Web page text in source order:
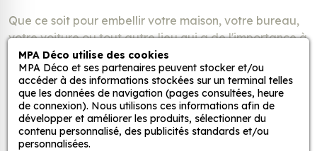
Que ce soit pour embellir votre maison, votre bureau,
votre voiture ou tout autre lieu qui a de l'importance à
vos yeux, nos autocollants constituent le choix optimal.
Créez une décoration adhésive unique
Parcourez notre catalogue riche en designs ! Vous
souhaitez offrir un style unique et élégant à votre
auto, moto, camping-car ou votre intérieur afin qu’il
Lire la suite
MPA Déco utilise des cookies
MPA Déco et ses partenaires peuvent stocker et/ou
accéder à des informations stockées sur un terminal telles
que les données de navigation (pages consultées, heure
de connexion). Nous utilisons ces informations afin de
développer et améliorer les produits, sélectionner du
contenu personnalisé, des publicités standards et/ou
personnalisées.